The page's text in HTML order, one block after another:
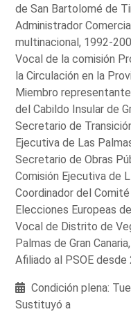
de San Bartolomé de
Administrador
multinacional, 1992-
Vocal de la comisión
la Circulación en la
Miembro
del Cabildo Insular de
Secretario de
Ejecutiva de Las
Secretario de Obras
Comisión Ejecutiva de
Coordinador del
Elecciones Europeas
Vocal de Distrito de
Palmas de Gran
Afiliado al PSOE desde
Condición plena:
Sustituyó a